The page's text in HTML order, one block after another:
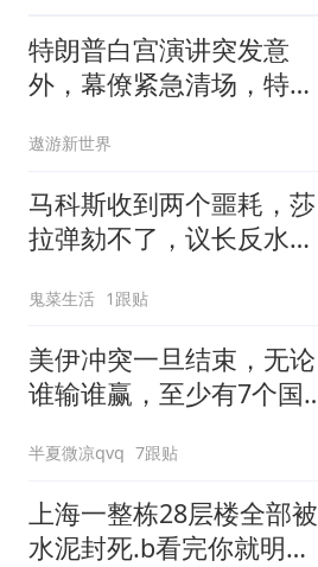
特朗普白宫演讲突发意
外，幕僚紧急清场，特朗
遨游新世界
马科斯收到两个噩耗，莎
拉弹劾不了，议长反水，
鬼菜生活 1跟贴
美伊冲突一旦结束，无论
谁输谁赢，至少有7个国
半夏微凉qvq 7跟贴
上海一整栋28层楼全部被
水泥封死.b看完你就明白